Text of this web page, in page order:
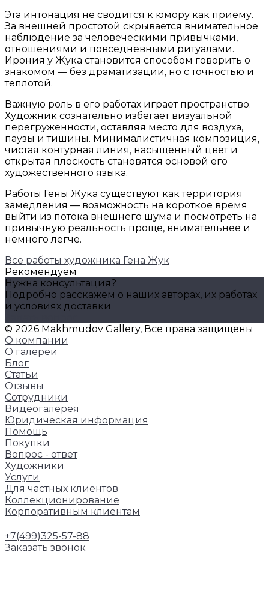
Эта интонация не сводится к юмору как приёму.
За внешней простотой скрывается внимательное
наблюдение за человеческими привычками,
отношениями и повседневными ритуалами.
Ирония у Жука становится способом говорить о
знакомом — без драматизации, но с точностью и
теплотой.
Важную роль в его работах играет пространство.
Художник сознательно избегает визуальной
перегруженности, оставляя место для воздуха,
паузы и тишины. Минималистичная композиция,
чистая контурная линия, насыщенный цвет и
открытая плоскость становятся основой его
художественного языка.
Работы Гены Жука существуют как территория
замедления — возможность на короткое время
выйти из потока внешнего шума и посмотреть на
привычную реальность проще, внимательнее и
немного легче.
Все работы художника Гена Жук
Рекомендуем
Нужна консультация?
Подробно расскажем о наших авторах, их работах
и условиях доставки
© 2026 Makhmudov Gallery, Все права защищены
О компании
О галереи
Блог
Статьи
Отзывы
Сотрудники
Видеогалерея
Юридическая информация
Помощь
Покупки
Вопрос - ответ
Художники
Услуги
Для частных клиентов
Коллекционирование
Корпоративным клиентам
+7(499)325-57-88
Заказать звонок